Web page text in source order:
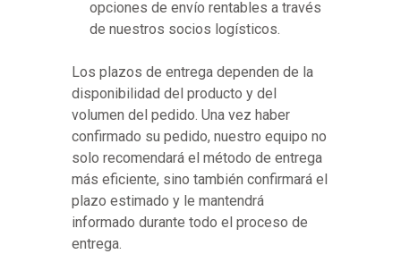
opciones de envío rentables a través
de nuestros socios logísticos.
Los plazos de entrega dependen de la
disponibilidad del producto y del
volumen del pedido. Una vez haber
confirmado su pedido, nuestro equipo no
solo recomendará el método de entrega
más eficiente, sino también confirmará el
plazo estimado y le mantendrá
informado durante todo el proceso de
entrega.